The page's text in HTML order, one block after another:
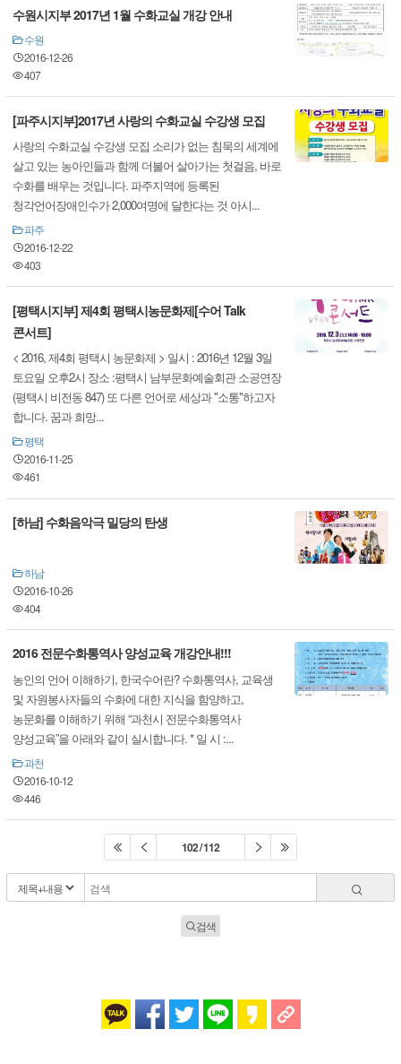
수원시지부 2017년 1월 수화교실 개강 안내
수원
2016-12-26
407
[파주시지부]2017년 사랑의 수화교실 수강생 모집
사랑의 수화교실 수강생 모집 소리가 없는 침묵의 세계에
살고 있는 농아인들과 함께 더불어 살아가는 첫걸음, 바로
수화를 배우는 것입니다. 파주지역에 등록된
청각언어장애인수가 2,000여명에 달한다는 것 아시...
파주
2016-12-22
403
[평택시지부] 제4회 평택시농문화제[수어 Talk
콘서트]
< 2016, 제4회 평택시 농문화제 > 일시 : 2016년 12월 3일
토요일 오후2시 장소 :평택시 남부문화예술회관 소공연장
(평택시 비전동 847) 또 다른 언어로 세상과 "소통"하고자
합니다. 꿈과 희망...
평택
2016-11-25
461
[하남] 수화음악극 밀당의 탄생
하남
2016-10-26
404
2016 전문수화통역사 양성교육 개강안내!!!
농인의 언어 이해하기, 한국수어란? 수화통역사, 교육생
및 자원봉사자들의 수화에 대한 지식을 함양하고,
농문화를 이해하기 위해 “과천시 전문수화통역사
양성교육”을 아래와 같이 실시합니다. * 일 시 :...
과천
2016-10-12
446
102 / 112
검색